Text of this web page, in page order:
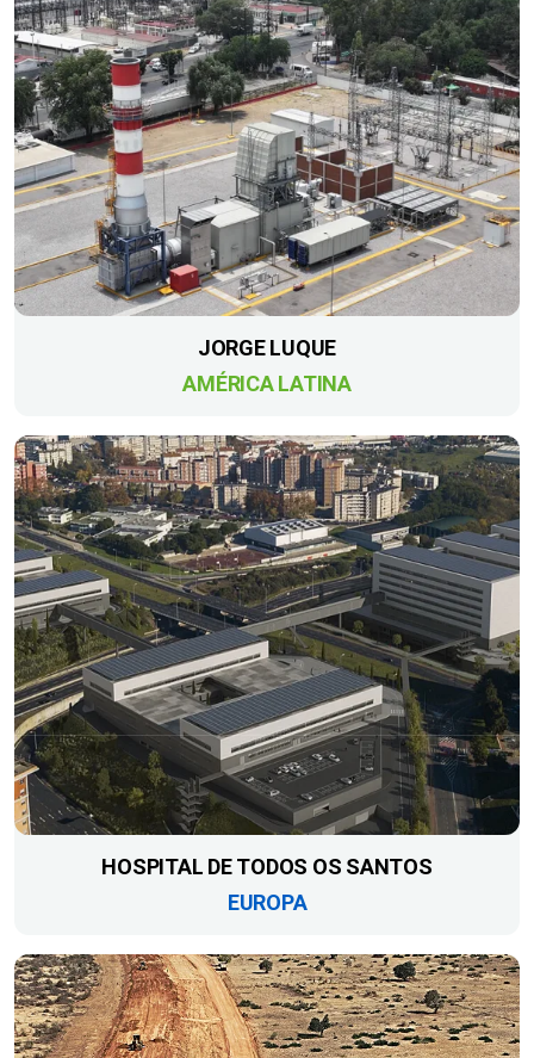
JORGE LUQUE
AMÉRICA LATINA
HOSPITAL DE TODOS OS SANTOS
EUROPA